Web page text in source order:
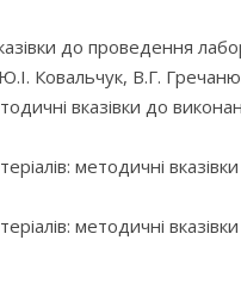
до проведення
Ковальчук, В.Г.
вказівки до
методичні
методичні